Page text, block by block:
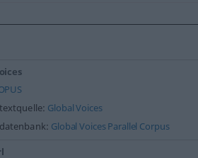
Global Voices
Global Voices Parallel Corpus